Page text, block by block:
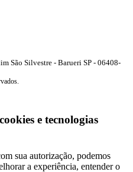
São Silvestre - Barueri SP - 06408-
e tecnologias
sua autorização, podemos
a experiência, entender o